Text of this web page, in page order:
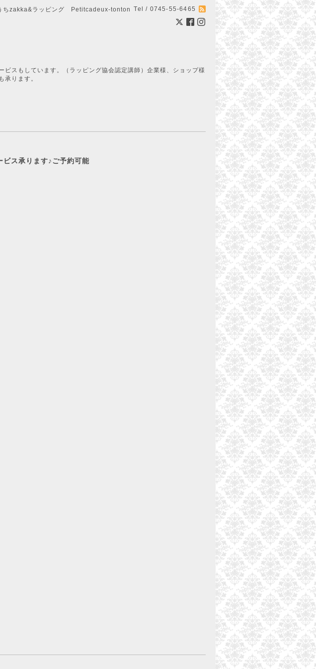
ちzakka&ラッピング Petitcadeux-tonton Tel / 0745-55-6465
スもしています。（ラッピング協会認定講師）企業様、ショップ様
承ります。
ス承ります♪ご予約可能